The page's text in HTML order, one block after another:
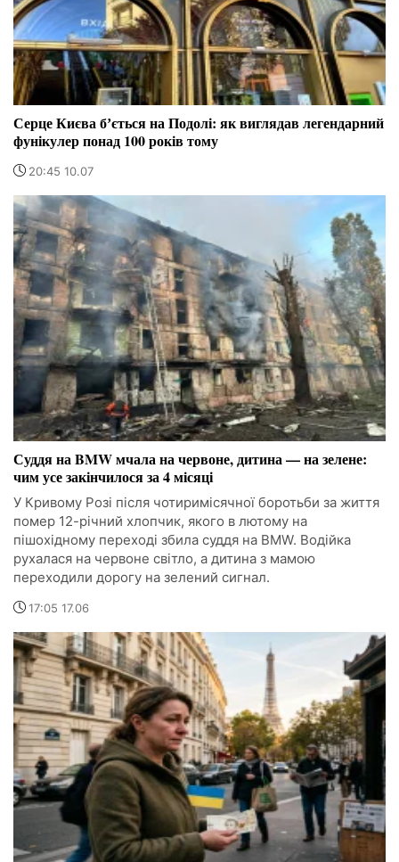
Серце Києва бʼється на Подолі: як виглядав легендарний
фунікулер понад 100 років тому
20:45 10.07
Суддя на BMW мчала на червоне, дитина — на зелене:
чим усе закінчилося за 4 місяці
У Кривому Розі після чотиримісячної боротьби за життя
помер 12-річний хлопчик, якого в лютому на
пішохідному переході збила суддя на BMW. Водійка
рухалася на червоне світло, а дитина з мамою
переходили дорогу на зелений сигнал.
17:05 17.06